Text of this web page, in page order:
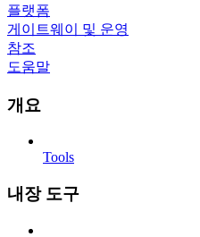
플랫폼
게이트웨이 및 운영
참조
도움말
개요
Tools
내장 도구